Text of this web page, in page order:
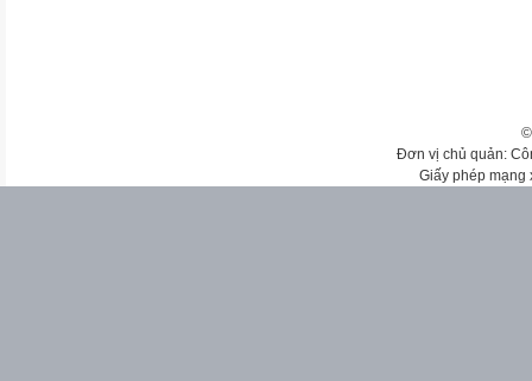
Đơn vị chủ quản:
Giấy phép mạng